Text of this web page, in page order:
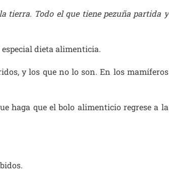
tierra. Todo el que tiene pezuña partida y
dieta alimenticia.
y los que no lo son. En los mamíferos
haga que el bolo alimenticio regrese a la